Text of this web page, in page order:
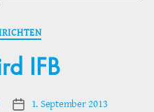
IFB
Veröffentlichungsdatum
1. September 2013